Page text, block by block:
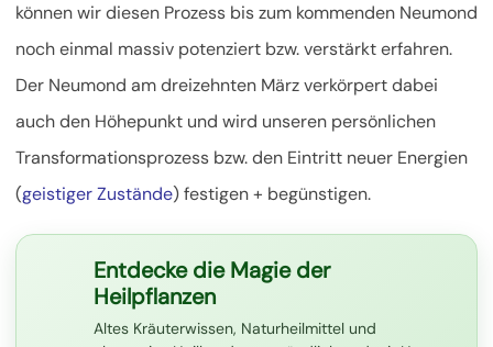
können wir diesen Prozess bis zum kommenden Neumond
noch einmal massiv potenziert bzw. verstärkt erfahren.
Der Neumond am dreizehnten März verkörpert dabei
auch den Höhepunkt und wird unseren persönlichen
Transformationsprozess bzw. den Eintritt neuer Energien
(geistiger Zustände) festigen + begünstigen.
Entdecke die Magie der
Heilpflanzen
Altes Kräuterwissen, Naturheilmittel und